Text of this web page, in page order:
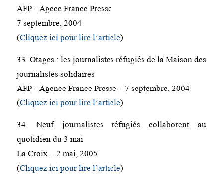
AFP – Agece France Presse
7 septembre, 2004
(Cliquez ici pour lire l’article)
33. Otages : les journalistes réfugiés de la Maison des
journalistes solidaires
AFP – Agence France Presse – 7 septembre, 2004
(Cliquez ici pour lire l’article)
34. Neuf journalistes réfugiés collaborent au
quotidien du 3 mai
La Croix – 2 mai, 2005
(Cliquez ici pour lire l’article)